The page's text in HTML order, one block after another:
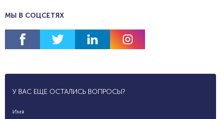
МЫ В СОЦСЕТЯХ
У ВАС ЕЩЕ ОСТАЛИСЬ ВОПРОСЫ?
Имя